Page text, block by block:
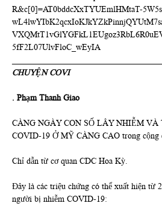
R&c[0]=AT0bddcXxTYUEmlHMtaT-
5fF2L07UlvFloC_wEyIA
CHUYỆN COVI
. Phạm Thanh Giao
CÀNG NGÀY CON SỐ LÂY NHIỄM
COVID-19 Ở MỸ CÀNG CAO trong cộng
Chỉ dẫn từ cơ quan CDC Hoa Kỳ.
Đây là các triệu chứng có thể xuất hiện từ
người bị nhiễm COVID-19: